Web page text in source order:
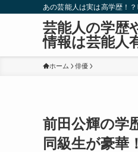
あの芸能人は実は高学歴！
芸能人の学歴
情報は芸能人
ホーム 俳優
前田公輝の学
同級生が豪華！